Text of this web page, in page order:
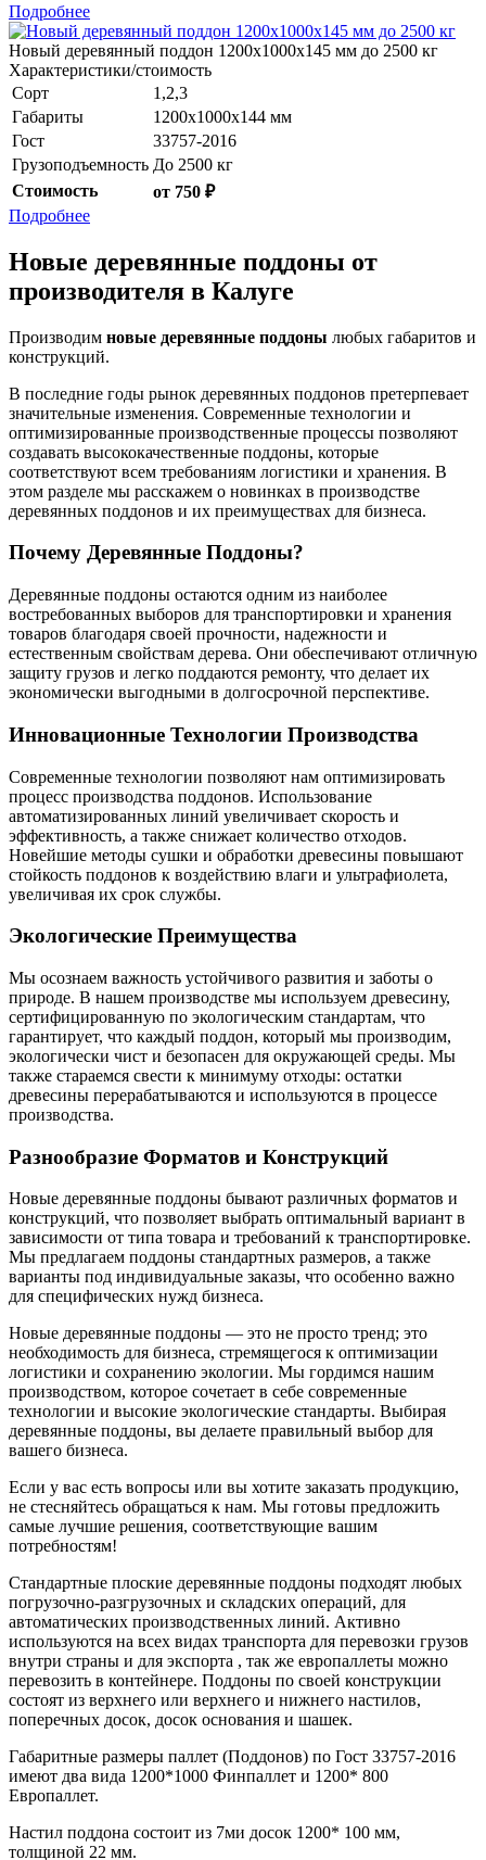
Подробнее
Новый деревянный поддон 1200x1000x145 мм до 2500 кг
Характеристики/стоимость
Сорт
1,2,3
Габариты
1200х1000х144 мм
Гост
33757-2016
Грузоподъемность До 2500 кг
Стоимость
от 750 ₽
Подробнее
Новые деревянные поддоны от
производителя в Калуге
Производим новые деревянные поддоны любых габаритов и
конструкций.
В последние годы рынок деревянных поддонов претерпевает
значительные изменения. Современные технологии и
оптимизированные производственные процессы позволяют
создавать высококачественные поддоны, которые
соответствуют всем требованиям логистики и хранения. В
этом разделе мы расскажем о новинках в производстве
деревянных поддонов и их преимуществах для бизнеса.
Почему Деревянные Поддоны?
Деревянные поддоны остаются одним из наиболее
востребованных выборов для транспортировки и хранения
товаров благодаря своей прочности, надежности и
естественным свойствам дерева. Они обеспечивают отличную
защиту грузов и легко поддаются ремонту, что делает их
экономически выгодными в долгосрочной перспективе.
Инновационные Технологии Производства
Современные технологии позволяют нам оптимизировать
процесс производства поддонов. Использование
автоматизированных линий увеличивает скорость и
эффективность, а также снижает количество отходов.
Новейшие методы сушки и обработки древесины повышают
стойкость поддонов к воздействию влаги и ультрафиолета,
увеличивая их срок службы.
Экологические Преимущества
Мы осознаем важность устойчивого развития и заботы о
природе. В нашем производстве мы используем древесину,
сертифицированную по экологическим стандартам, что
гарантирует, что каждый поддон, который мы производим,
экологически чист и безопасен для окружающей среды. Мы
также стараемся свести к минимуму отходы: остатки
древесины перерабатываются и используются в процессе
производства.
Разнообразие Форматов и Конструкций
Новые деревянные поддоны бывают различных форматов и
конструкций, что позволяет выбрать оптимальный вариант в
зависимости от типа товара и требований к транспортировке.
Мы предлагаем поддоны стандартных размеров, а также
варианты под индивидуальные заказы, что особенно важно
для специфических нужд бизнеса.
Новые деревянные поддоны — это не просто тренд; это
необходимость для бизнеса, стремящегося к оптимизации
логистики и сохранению экологии. Мы гордимся нашим
производством, которое сочетает в себе современные
технологии и высокие экологические стандарты. Выбирая
деревянные поддоны, вы делаете правильный выбор для
вашего бизнеса.
Если у вас есть вопросы или вы хотите заказать продукцию,
не стесняйтесь обращаться к нам. Мы готовы предложить
самые лучшие решения, соответствующие вашим
потребностям!
Стандартные плоские деревянные поддоны подходят любых
погрузочно-разгрузочных и складских операций, для
автоматических производственных линий. Активно
используются на всех видах транспорта для перевозки грузов
внутри страны и для экспорта , так же европаллеты можно
перевозить в контейнере. Поддоны по своей конструкции
состоят из верхнего или верхнего и нижнего настилов,
поперечных досок, досок основания и шашек.
Габаритные размеры паллет (Поддонов) по Гост 33757-2016
имеют два вида 1200*1000 Финпаллет и 1200* 800
Европаллет.
Настил поддона состоит из 7ми досок 1200* 100 мм,
толщиной 22 мм.